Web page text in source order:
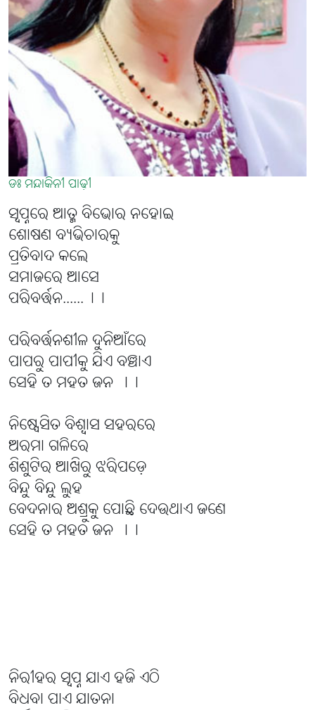
ଡଃ ମନ୍ଦାକିନୀ ପାଢ଼ୀ
ସ୍ୱପ୍ନରେ ଆତ୍ମ ବିଭୋର ନହୋଇ
ଶୋଷଣ ବ୍ୟଭିଚାରକୁ
ପ୍ରତିବାଦ କଲେ
ସମାଜରେ ଆସେ
ପରିବର୍ତ୍ତନ......।।
ପରିବର୍ତ୍ତନଶୀଳ ଦୁନିଆଁରେ
ପାପରୁ ପାପୀକୁ ଯିଏ ବଞ୍ଚାଏ
ସେହି ତ ମହତ ଜନ ।।
ନିଷ୍ପେସିତ ବିଶ୍ବାସ ସହରରେ
ଅରମା ଗଳିରେ
ଶିଶୁଟିର ଆଖିରୁ ଝରିପଡ଼େ
ବିନ୍ଦୁ ବିନ୍ଦୁ ଲୁହ
ବେଦନାର ଅଶ୍ରୁକୁ ପୋଛି ଦେଉଥାଏ ଜଣେ
ସେହି ତ ମହତ ଜନ ।।
ନିରୀହର ସ୍ୱପ୍ନ ଯାଏ ହଜି ଏଠି
ବିଧବା ପାଏ ଯାତନା